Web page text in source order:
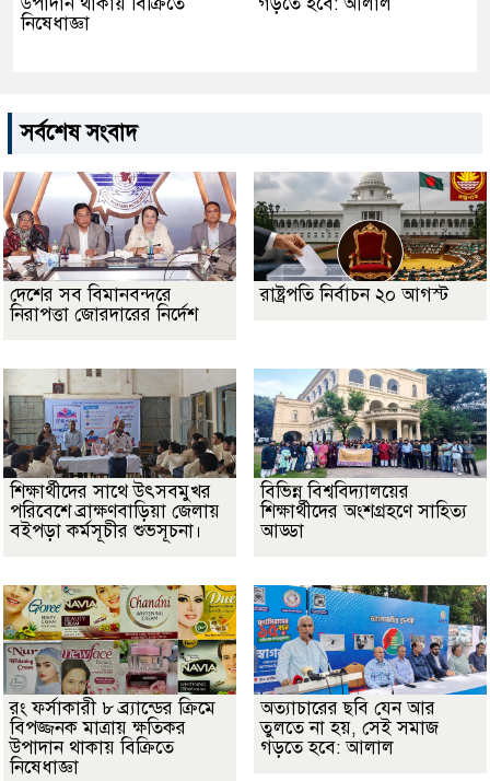
নিষেধাজ্ঞা
সর্বশেষ সংবাদ
দেশের সব বিমানবন্দরে
নিরাপত্তা জোরদারের নির্দেশ
রাষ্ট্রপতি নির্বাচন ২০ আগস্ট
শিক্ষার্থীদের সাথে উৎসবমুখর
পরিবেশে ব্রাক্ষণবাড়িয়া জেলায়
বইপড়া কর্মসূচীর শুভসূচনা।
বিভিন্ন বিশ্ববিদ্যালয়ের
শিক্ষার্থীদের অংশগ্রহণে সাহিত্য
আড্ডা
রং ফর্সাকারী ৮ ব্র্যান্ডের ক্রিমে
বিপজ্জনক মাত্রায় ক্ষতিকর
উপাদান থাকায় বিক্রিতে
নিষেধাজ্ঞা
অত্যাচারের ছবি যেন আর
তুলতে না হয়, সেই সমাজ
গড়তে হবে: আলাল